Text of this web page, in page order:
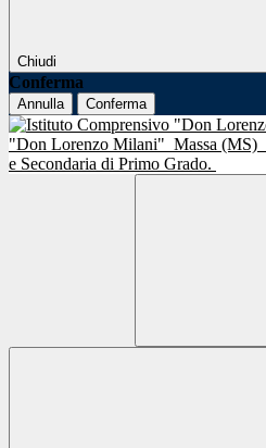
Chiudi
Conferma
Annulla Conferma
"Don Lorenzo Milani" Massa (MS)
e Secondaria di Primo Grado.